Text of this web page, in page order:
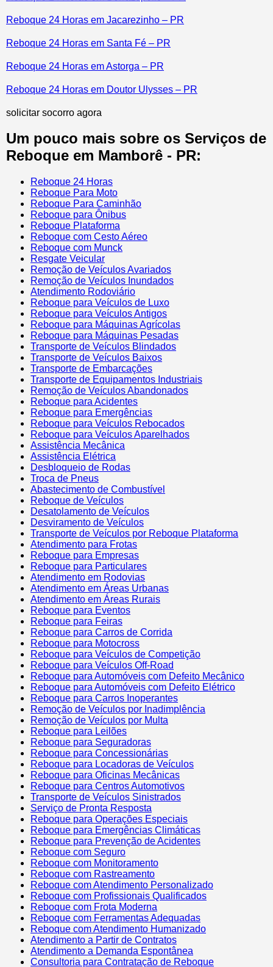
Reboque 24 Horas em Jacarezinho – PR
Reboque 24 Horas em Santa Fé – PR
Reboque 24 Horas em Astorga – PR
Reboque 24 Horas em Doutor Ulysses – PR
solicitar socorro agora
Um pouco mais sobre os Serviços de
Reboque em Mamborê - PR:
Reboque 24 Horas
Reboque Para Moto
Reboque Para Caminhão
Reboque para Ônibus
Reboque Plataforma
Reboque com Cesto Aéreo
Reboque com Munck
Resgate Veicular
Remoção de Veículos Avariados
Remoção de Veículos Inundados
Atendimento Rodoviário
Reboque para Veículos de Luxo
Reboque para Veículos Antigos
Reboque para Máquinas Agrícolas
Reboque para Máquinas Pesadas
Transporte de Veículos Blindados
Transporte de Veículos Baixos
Transporte de Embarcações
Transporte de Equipamentos Industriais
Remoção de Veículos Abandonados
Reboque para Acidentes
Reboque para Emergências
Reboque para Veículos Rebocados
Reboque para Veículos Aparelhados
Assistência Mecânica
Assistência Elétrica
Desbloqueio de Rodas
Troca de Pneus
Abastecimento de Combustível
Reboque de Veículos
Desatolamento de Veículos
Desviramento de Veículos
Transporte de Veículos por Reboque Plataforma
Atendimento para Frotas
Reboque para Empresas
Reboque para Particulares
Atendimento em Rodovias
Atendimento em Áreas Urbanas
Atendimento em Áreas Rurais
Reboque para Eventos
Reboque para Feiras
Reboque para Carros de Corrida
Reboque para Motocross
Reboque para Veículos de Competição
Reboque para Veículos Off-Road
Reboque para Automóveis com Defeito Mecânico
Reboque para Automóveis com Defeito Elétrico
Reboque para Carros Inoperantes
Remoção de Veículos por Inadimplência
Remoção de Veículos por Multa
Reboque para Leilões
Reboque para Seguradoras
Reboque para Concessionárias
Reboque para Locadoras de Veículos
Reboque para Oficinas Mecânicas
Reboque para Centros Automotivos
Transporte de Veículos Sinistrados
Serviço de Pronta Resposta
Reboque para Operações Especiais
Reboque para Emergências Climáticas
Reboque para Prevenção de Acidentes
Reboque com Seguro
Reboque com Monitoramento
Reboque com Rastreamento
Reboque com Atendimento Personalizado
Reboque com Profissionais Qualificados
Reboque com Frota Moderna
Reboque com Ferramentas Adequadas
Reboque com Atendimento Humanizado
Atendimento a Partir de Contratos
Atendimento a Demanda Espontânea
Consultoria para Contratação de Reboque